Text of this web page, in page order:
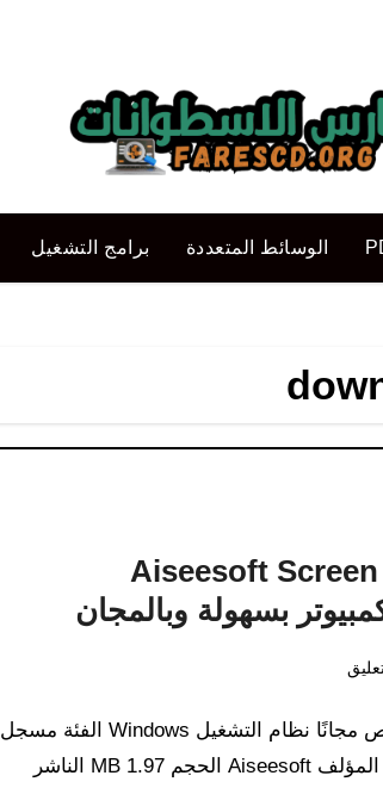
الوسائط المتعددة برامج التشغيل
تحميل برنامج Aiseesoft Screen
معلومات حول: ترخيص مجانًا نظام التشغيل Windows الفئة مسجل
الشاشة اللغة العربية المؤلف Aiseesoft الحجم 1.97 MB الناشر